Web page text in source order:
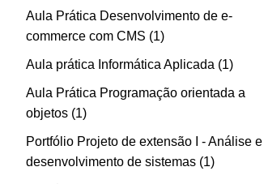
Aula Prática Desenvolvimento de e-
commerce com CMS
1
Aula prática Informática Aplicada 1
Aula Prática Programação orientada a
objetos 1
Portfólio Projeto de extensão I - Análise e
desenvolvimento de sistemas 1